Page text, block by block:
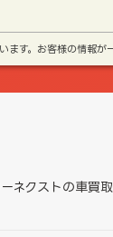
ます。お客様の情報
ーネクストの車買取